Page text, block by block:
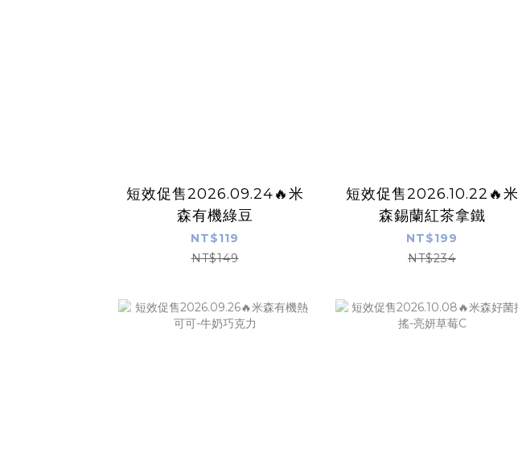
短效促售2026.09.24🔥米
森有機綠豆
NT$119
NT$149
短效促售2026.10.22🔥米
森錫蘭紅茶拿鐵
NT$199
NT$234